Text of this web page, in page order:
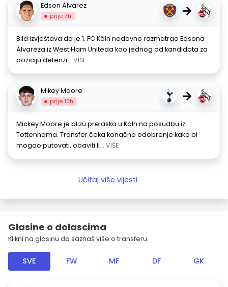
Edson Álvarez
prije 7h →
Bild izvještava da je 1. FC Köln nedavno razmatrao Edsona
Álvareza iz West Ham Uniteda kao jednog od kandidata za
poziciju defenzi... VIŠE
Mikey Moore
prije 13h →
Mickey Moore je blizu prelaska u Köln na posudbu iz
Tottenhama. Transfer čeka konačno odobrenje kako bi
mogao putovati, obaviti li... VIŠE
Učitaj više vijesti
Glasine o dolascima
Klikni na glasinu da saznaš više o transferu.
SVE FW MF DF GK